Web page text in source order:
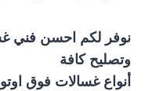
نوفر لكم احسن فني
وتصليح كافة
أنواع غسالات فوق